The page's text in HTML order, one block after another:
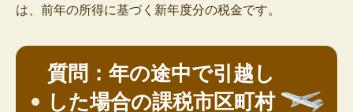
は、前年の所得に基づく新年度分の税金です。
質問：年の途中で引越し
した場合の課税市区町村